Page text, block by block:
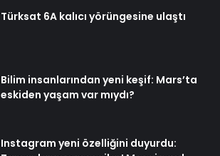
Türksat 6A kalıcı yörüngesine ulaştı
Bilim insanlarından yeni keşif: Mars’ta
eskiden yaşam var mıydı?
Instagram yeni özelliğini duyurdu: